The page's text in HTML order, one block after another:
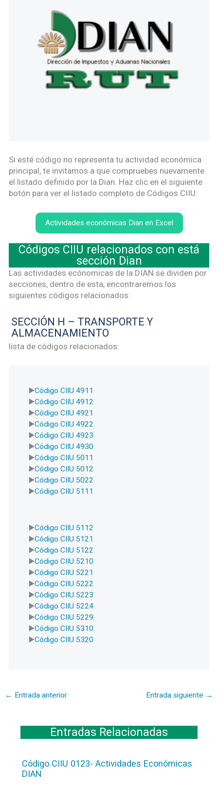
Si esté código no representa tu actividad económica
principal, te invitamos a que compruebes nuevamente
el listado definido por la Dian. Haz clic en el siguiente
botón para ver el listado completo de Códigos CIIU:
Actividades económicas Dian en Excel
Códigos CIIU relacionados con está
sección Dian
Las actividades ecónomicas de la DIAN se dividen por
secciones, dentro de esta, encontraremos los
siguientes códigos relacionados:
SECCIÓN H – TRANSPORTE Y
ALMACENAMIENTO
lista de códigos relacionados:
Código CIIU 4911
Código CIIU 4912
Código CIIU 4921
Código CIIU 4922
Código CIIU 4923
Código CIIU 4930
Código CIIU 5011
Código CIIU 5012
Código CIIU 5022
Código CIIU 5111
Código CIIU 5112
Código CIIU 5121
Código CIIU 5122
Código CIIU 5210
Código CIIU 5221
Código CIIU 5222
Código CIIU 5223
Código CIIU 5224
Código CIIU 5229
Código CIIU 5310
Código CIIU 5320
← Entrada anterior Entrada siguiente →
Entradas Relacionadas
Código CIIU 0123- Actividades Económicas
DIAN